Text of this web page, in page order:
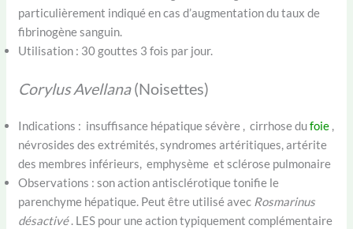
particulièrement indiqué en cas d’augmentation du taux de
fibrinogène sanguin.
Utilisation : 30 gouttes 3 fois par jour.
Corylus Avellana(Noisettes)
Indications : insuffisance hépatique sévère , cirrhose dufoie ,
névrosides des extrémités, syndromes artéritiques, artérite
des membres inférieurs, emphysème et sclérose pulmonaire
Observations : son action antisclérotique tonifie le
parenchyme hépatique. Peut être utilisé avec Rosmarinus
désactivé. LES pour une action typiquement complémentaire